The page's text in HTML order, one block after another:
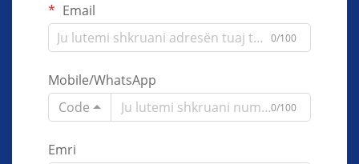
Email
0/100
Mobile/WhatsApp
Code
0/100
Emri